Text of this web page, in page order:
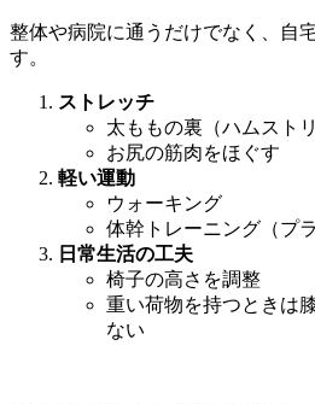
整体や病院に通うだけでなく、自
す。
ストレッチ
太ももの裏（ハムスト
お尻の筋肉をほぐす
軽い運動
ウォーキング
体幹トレーニング（プ
日常生活の工夫
椅子の高さを調整
重い荷物を持つときは
ない